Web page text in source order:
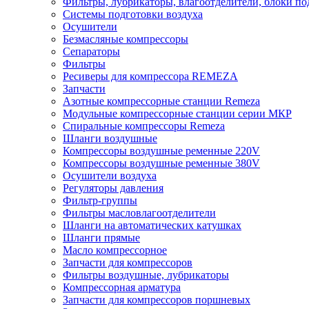
Системы подготовки воздуха
Осушители
Безмасляные компрессоры
Сепараторы
Фильтры
Ресиверы для компрессора REMEZA
Запчасти
Азотные компрессорные станции Remeza
Модульные компрессорные станции серии МКР
Спиральные компрессоры Remeza
Шланги воздушные
Компрессоры воздушные ременные 220V
Компрессоры воздушные ременные 380V
Осушители воздуха
Регуляторы давления
Фильтр-группы
Фильтры масловлагоотделители
Шланги на автоматических катушках
Шланги прямые
Масло компрессорное
Запчасти для компрессоров
Фильтры воздушные, лубрикаторы
Компрессорная арматура
Запчасти для компрессоров поршневых